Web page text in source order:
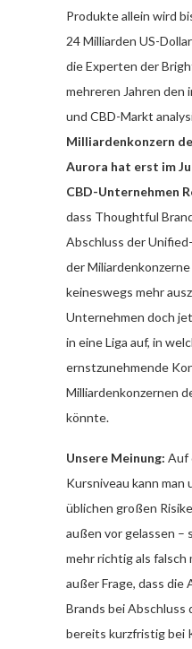
Produkte allein wird
24 Milliarden US-
die Experten der
mehreren Jahren den
und CBD-Markt
Milliardenkonzern
Aurora hat erst im
CBD-Unternehmen
dass Thoughtful
Abschluss der
der
keineswegs mehr
Unternehmen doch
in eine Liga auf, in
ernstzunehmende
Milliardenkonzernen
könnte.
Unsere Meinung: Auf
Kursniveau kann man
üblichen großen
außen vor gelassen –
mehr richtig als falsch
außer Frage, dass
Brands bei Abschluss
bereits kurzfristig bei